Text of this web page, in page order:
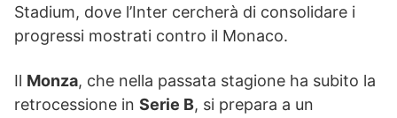
Stadium, dove l’Inter cercherà di consolidare i
progressi mostrati contro il Monaco.
Il Monza, che nella passata stagione ha subito la
retrocessione in Serie B, si prepara a un